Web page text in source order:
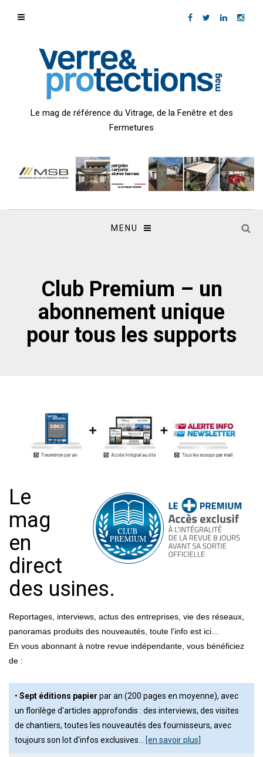
Le mag de référence du Vitrage, de la Fenêtre et des
Fermetures
MENU
Club Premium – un
abonnement unique
pour tous les supports
Le
mag
en
direct
des usines.
Reportages, interviews, actus des entreprises, vie des réseaux,
panoramas produits des nouveautés, toute l'info est ici...
En vous abonnant à notre revue indépendante, vous bénéficiez
de :
• Sept éditions papier par an (200 pages en moyenne), avec
un florilège d'articles approfondis : des interviews, des visites
de chantiers, toutes les nouveautés des fournisseurs, avec
toujours son lot d'infos exclusives…
[en savoir plus]